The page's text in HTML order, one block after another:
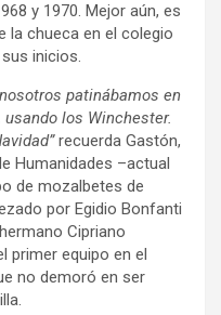
y 1970. Mejor aún, es
la chueca en el colegio
inicios.
patinábamos en
los Winchester.
recuerda Gastón,
Humanidades –actual
de mozalbetes de
por Egidio Bonfanti
Cipriano
primer equipo en el
no demoró en ser